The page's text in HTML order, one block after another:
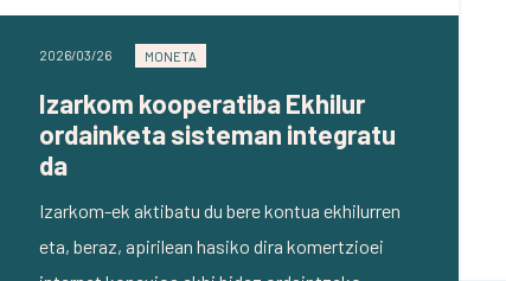
2026/03/26 MONETA
Izarkom kooperatiba Ekhilur
ordainketa sisteman integratu
da
Izarkom-ek aktibatu du bere kontua ekhilurren
eta, beraz, apirilean hasiko dira komertzioei